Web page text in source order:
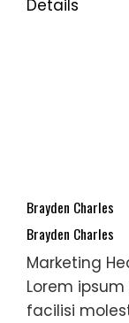
Details
Brayden Charles
Brayden Charles
Marketing
Lorem
facilisi